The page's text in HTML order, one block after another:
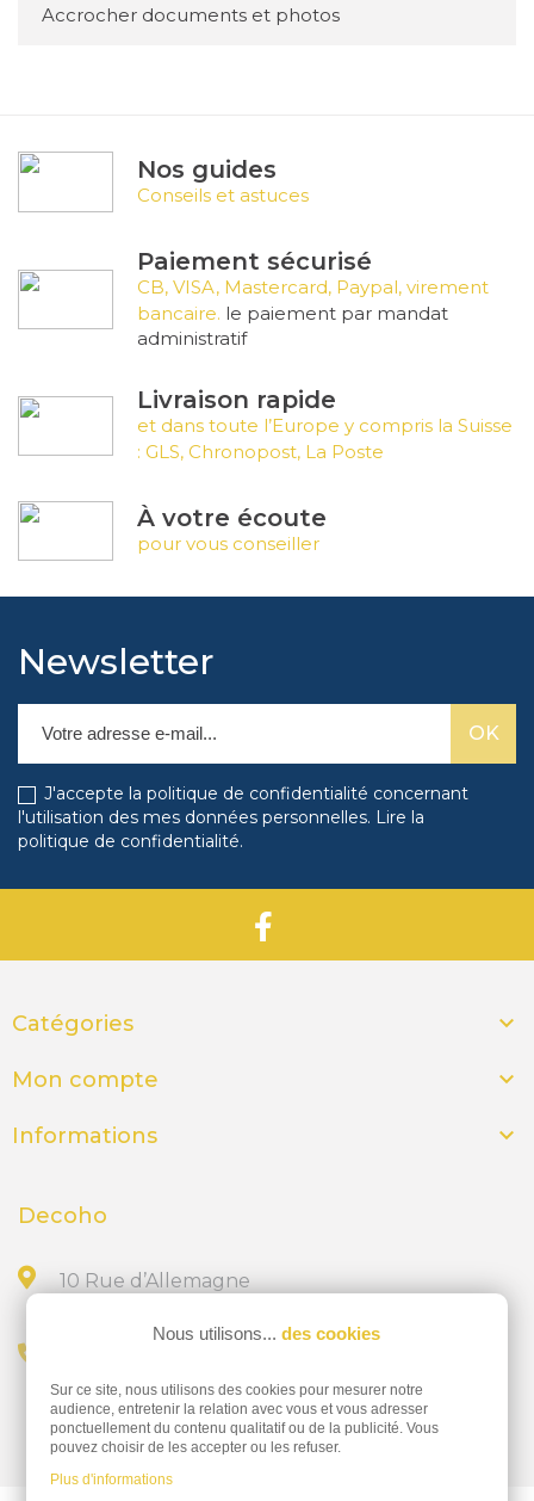
Accrocher documents et photos
Nos guides
Conseils et astuces
Paiement sécurisé
CB, VISA, Mastercard, Paypal, virement
bancaire. le paiement par mandat
administratif
Livraison rapide
et dans toute l’Europe y compris la Suisse
: GLS, Chronopost, La Poste
À votre écoute
pour vous conseiller
Newsletter
J'accepte la politique de confidentialité concernant
l'utilisation des mes données personnelles. Lire la
politique de confidentialité.
Catégories 
Mon compte 
Informations 
Decoho
10 Rue d’Allemagne
02 28 23 15 32
Nous utilisons... des cookies
Sur ce site, nous utilisons des cookies pour mesurer notre
audience, entretenir la relation avec vous et vous adresser
ponctuellement du contenu qualitatif ou de la publicité. Vous
pouvez choisir de les accepter ou les refuser.
Plus d'informations